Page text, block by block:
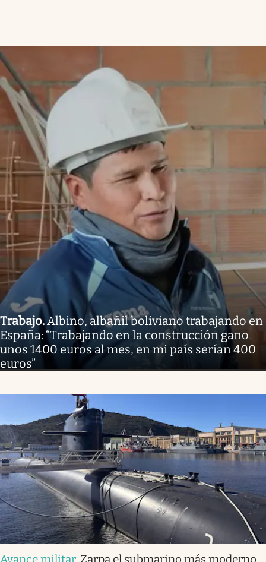
Trabajo.Albino, albañil boliviano trabajando en
España: “Trabajando en la construcción gano
unos 1400 euros al mes, en mi país serían 400
euros”